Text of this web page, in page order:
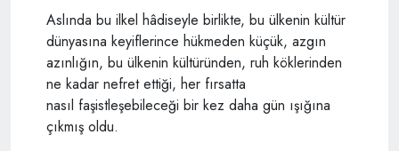
Aslında bu ilkel hâdiseyle birlikte, bu ülkenin kültür
dünyasına keyiflerince hükmeden küçük, azgın
azınlığın, bu ülkenin kültüründen, ruh köklerinden
ne kadar nefret ettiği, her fırsatta
nasıl faşistleşebileceği bir kez daha gün ışığına
çıkmış oldu.